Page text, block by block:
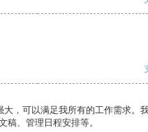
大，可以满足我所有的工作需求。
稿、管理日程安排等。